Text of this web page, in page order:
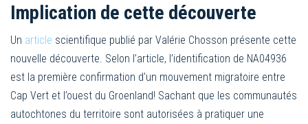
Implication de cette découverte
Un article scientifique publié par Valérie Chosson présente cette
nouvelle découverte. Selon l’article, l’identification de NA04936
est la première confirmation d’un mouvement migratoire entre
Cap Vert et l’ouest du Groenland! Sachant que les communautés
autochtones du territoire sont autorisées à pratiquer une